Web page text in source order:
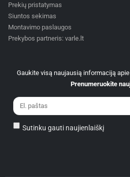
Prekių pristatymas
Siuntos sekimas
Montavimo paslaugos
Prekybos partneris: varle.lt
Gaukite visą naujausią informaciją
Prenumeruokite
Sutinku gauti naujienlaiškį